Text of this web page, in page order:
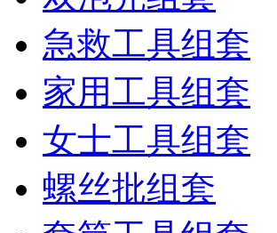
急救工具组套
家用工具组套
女士工具组套
螺丝批组套